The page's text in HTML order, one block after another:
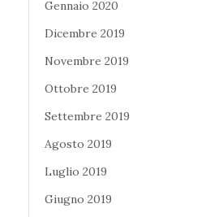
Gennaio 2020
Dicembre 2019
Novembre 2019
Ottobre 2019
Settembre 2019
Agosto 2019
Luglio 2019
Giugno 2019